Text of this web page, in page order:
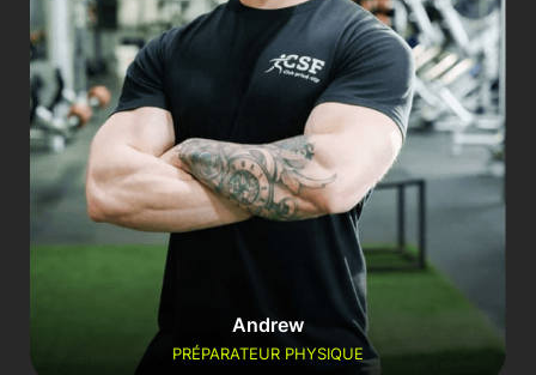
Andrew
PRÉPARATEUR PHYSIQUE